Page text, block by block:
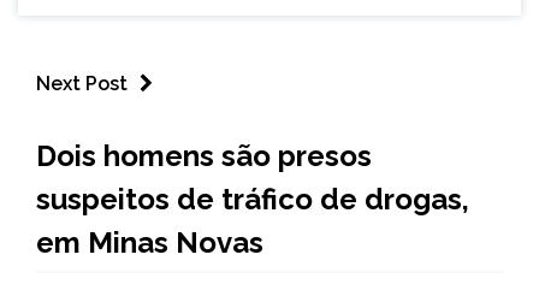
Next Post
NOTÍCIAS
Dois homens são presos
suspeitos de tráfico de drogas,
em Minas Novas